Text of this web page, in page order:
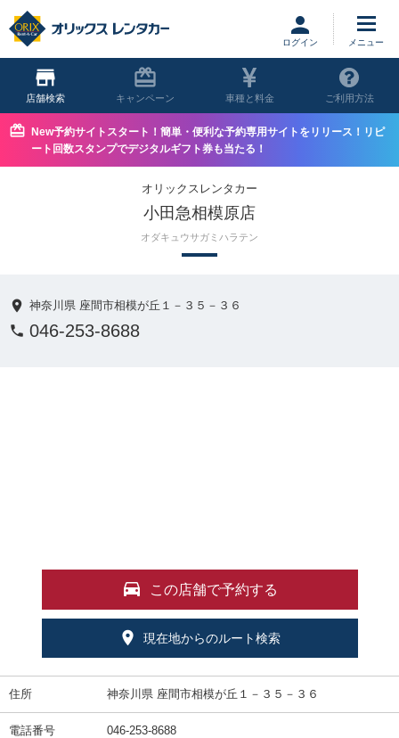
ログイン
店舗 キャンペーン 車種と料金 ご利用方法
New予約サイトスタート！簡単・便利な予約専用サイトをリリース！リピ
ート回数スタンプでデジタルギフト券も当たる！
オリックスレンタカー
小田急相模原店
オダキュウサガミハラテン
神奈川県 座間市相模が丘１－３５－３６
046-253-8688
この店舗で予約する
現在地からのルート検索
住所 神奈川県 座間市相模が丘１－３５－３６
電話番号 046-253-8688